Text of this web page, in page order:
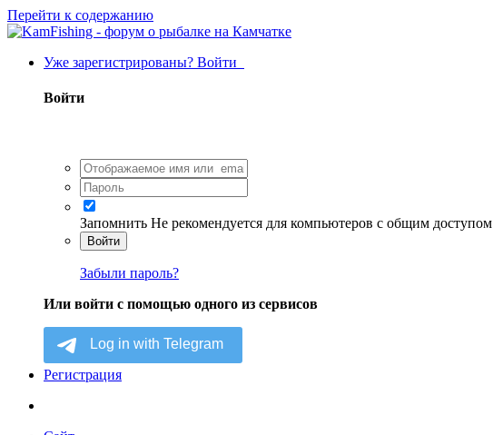
Перейти к содержанию
Уже зарегистрированы? Войти
Войти
Запомнить Не рекомендуется для компьютеров с общим доступом
Войти
Забыли пароль?
Или войти с помощью одного из сервисов
Регистрация